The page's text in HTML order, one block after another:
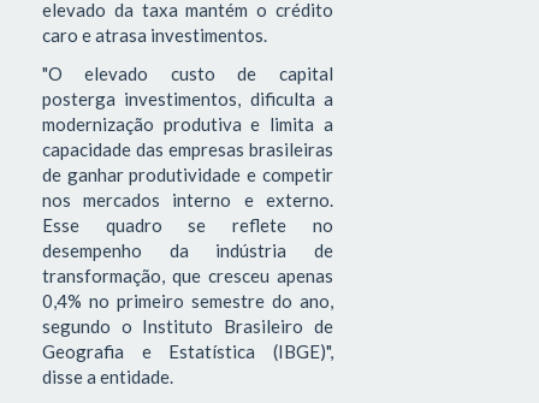
elevado da taxa mantém o crédito
caro e atrasa investimentos.
"O elevado custo de capital
posterga investimentos, dificulta a
modernização produtiva e limita a
capacidade das empresas brasileiras
de ganhar produtividade e competir
nos mercados interno e externo.
Esse quadro se reflete no
desempenho da indústria de
transformação, que cresceu apenas
0,4% no primeiro semestre do ano,
segundo o Instituto Brasileiro de
Geografia e Estatística (IBGE)",
disse a entidade.